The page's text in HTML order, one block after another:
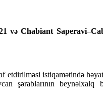
və Chabiant
etdirilməsi istiqamətində
şərablarının beynəlxalq